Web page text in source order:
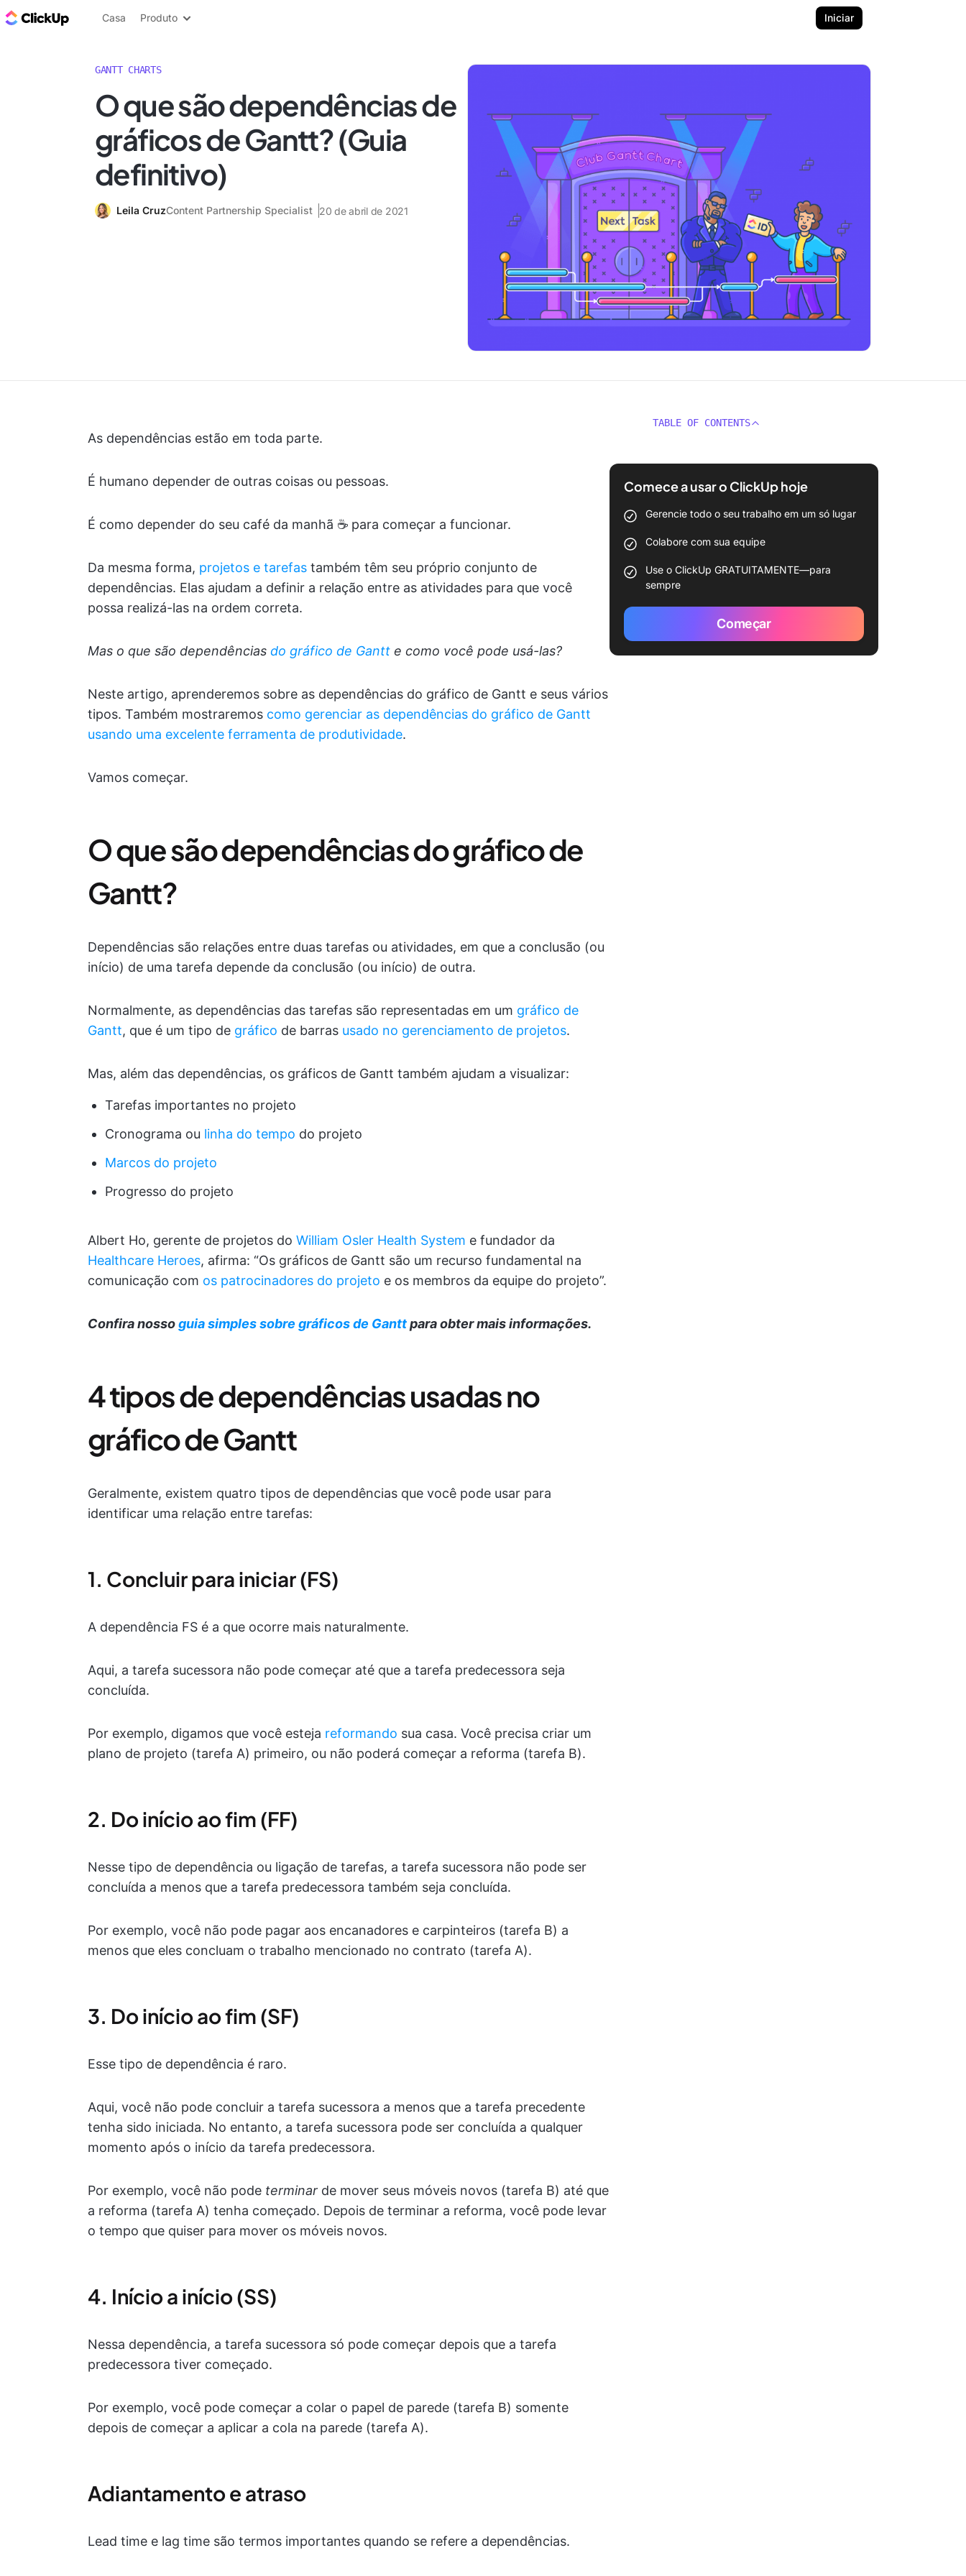
ClickUp Blogue
Casa Produto Iniciar
GANTT CHARTS
O que são dependências de
gráficos de Gantt? (Guia
definitivo)
Leila CruzContent Partnership Specialist 20 de abril de 2021
As dependências estão em toda parte.
É humano depender de outras coisas ou pessoas.
É como depender do seu café da manhã ☕ para começar a funcionar.
Da mesma forma, projetos e tarefas também têm seu próprio conjunto de
dependências. Elas ajudam a definir a relação entre as atividades para que você
possa realizá-las na ordem correta.
Mas o que são dependências do gráfico de Gantt e como você pode usá-las?
Neste artigo, aprenderemos sobre as dependências do gráfico de Gantt e seus vários
tipos. Também mostraremos como gerenciar as dependências do gráfico de Gantt
usando uma excelente ferramenta de produtividade.
Vamos começar.
O que são dependências do gráfico de
Gantt?
Dependências são relações entre duas tarefas ou atividades, em que a conclusão (ou
início) de uma tarefa depende da conclusão (ou início) de outra.
Normalmente, as dependências das tarefas são representadas em um gráfico de
Gantt, que é um tipo de gráfico de barras usado no gerenciamento de projetos.
Mas, além das dependências, os gráficos de Gantt também ajudam a visualizar:
Tarefas importantes no projeto
Cronograma ou linha do tempo do projeto
Marcos do projeto
Progresso do projeto
Albert Ho, gerente de projetos do William Osler Health System e fundador da
Healthcare Heroes, afirma: “Os gráficos de Gantt são um recurso fundamental na
comunicação com os patrocinadores do projeto e os membros da equipe do projeto”.
Confira nossoguia simples sobre gráficos de Ganttpara obter mais informações.
4 tipos de dependências usadas no
gráfico de Gantt
Geralmente, existem quatro tipos de dependências que você pode usar para
identificar uma relação entre tarefas:
1. Concluir para iniciar (FS)
A dependência FS é a que ocorre mais naturalmente.
Aqui, a tarefa sucessora não pode começar até que a tarefa predecessora seja
concluída.
Por exemplo, digamos que você esteja reformando sua casa. Você precisa criar um
plano de projeto (tarefa A) primeiro, ou não poderá começar a reforma (tarefa B).
2. Do início ao fim (FF)
Nesse tipo de dependência ou ligação de tarefas, a tarefa sucessora não pode ser
concluída a menos que a tarefa predecessora também seja concluída.
Por exemplo, você não pode pagar aos encanadores e carpinteiros (tarefa B) a
menos que eles concluam o trabalho mencionado no contrato (tarefa A).
3. Do início ao fim (SF)
Esse tipo de dependência é raro.
Aqui, você não pode concluir a tarefa sucessora a menos que a tarefa precedente
tenha sido iniciada. No entanto, a tarefa sucessora pode ser concluída a qualquer
momento após o início da tarefa predecessora.
Por exemplo, você não pode terminar de mover seus móveis novos (tarefa B) até que
a reforma (tarefa A) tenha começado. Depois de terminar a reforma, você pode levar
o tempo que quiser para mover os móveis novos.
4. Início a início (SS)
Nessa dependência, a tarefa sucessora só pode começar depois que a tarefa
predecessora tiver começado.
Por exemplo, você pode começar a colar o papel de parede (tarefa B) somente
depois de começar a aplicar a cola na parede (tarefa A).
Adiantamento e atraso
Lead time e lag time são termos importantes quando se refere a dependências.
TABLE OF CONTENTS
Comece a usar o ClickUp hoje
Gerencie todo o seu trabalho em um só lugar
Colabore com sua equipe
Use o ClickUp GRATUITAMENTE—para
sempre
Começar